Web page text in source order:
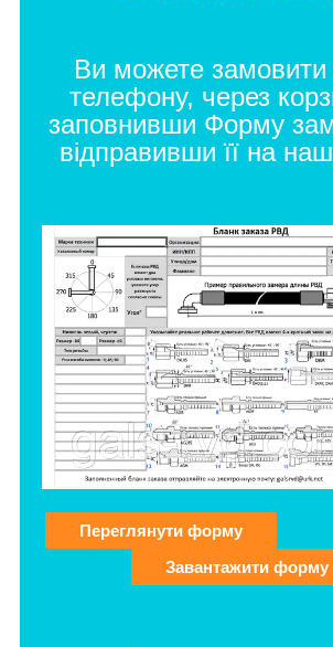
Ви можете
телефону, через
заповнивши Форму
відправивши її на
Переглянути форму
Завантажити форму